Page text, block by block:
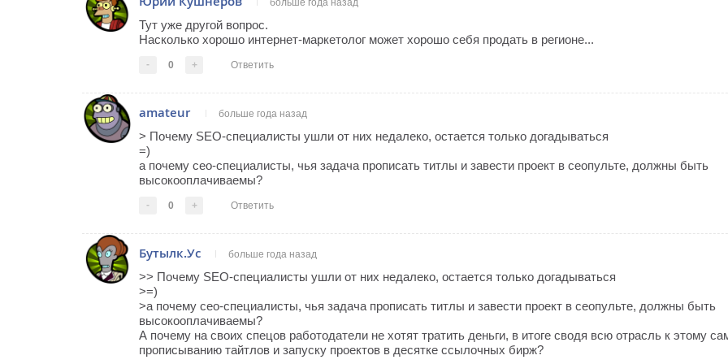
больше года назад
Тут уже другой вопрос.
Насколько хорошо интернет-маркетолог может хорошо себя продать в регионе...
- 0 + Ответить
amateur больше года назад
> Почему SEO-специалисты ушли от них недалеко, остается только догадываться
=)
а почему сео-специалисты, чья задача прописать титлы и завести проект в сеопульте, должны быть
высокооплачиваемы?
- 0 + Ответить
Бутылк.Ус больше года назад
>> Почему SEO-специалисты ушли от них недалеко, остается только догадываться
>=)
>а почему сео-специалисты, чья задача прописать титлы и завести проект в сеопульте, должны быть
высокооплачиваемы?
А почему на своих спецов работодатели не хотят тратить деньги, в итоге сводя всю отрасль к этому
прописыванию тайтлов и запуску проектов в десятке ссылочных бирж?